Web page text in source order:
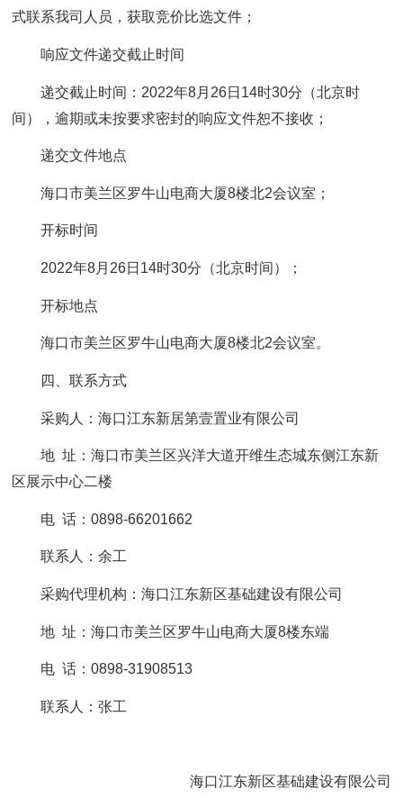
式联系我司人员，获取竞价比选文件；
响应文件递交截止时间
递交截止时间：2022年8月26日14时30分（北京时
间），逾期或未按要求密封的响应文件恕不接收；
递交文件地点
海口市美兰区罗牛山电商大厦8楼北2会议室；
开标时间
2022年8月26日14时30分（北京时间）；
开标地点
海口市美兰区罗牛山电商大厦8楼北2会议室。
四、联系方式
采购人：海口江东新居第壹置业有限公司
地 址：海口市美兰区兴洋大道开维生态城东侧江东新
区展示中心二楼
电 话：0898-66201662
联系人：余工
采购代理机构：海口江东新区基础建设有限公司
地 址：海口市美兰区罗牛山电商大厦8楼东端
电 话：0898-31908513
联系人：张工
海口江东新区基础建设有限公司